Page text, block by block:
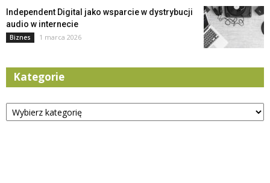
Independent Digital jako wsparcie w dystrybucji
audio w internecie
Biznes 1 marca 2026
Kategorie
Kategorie